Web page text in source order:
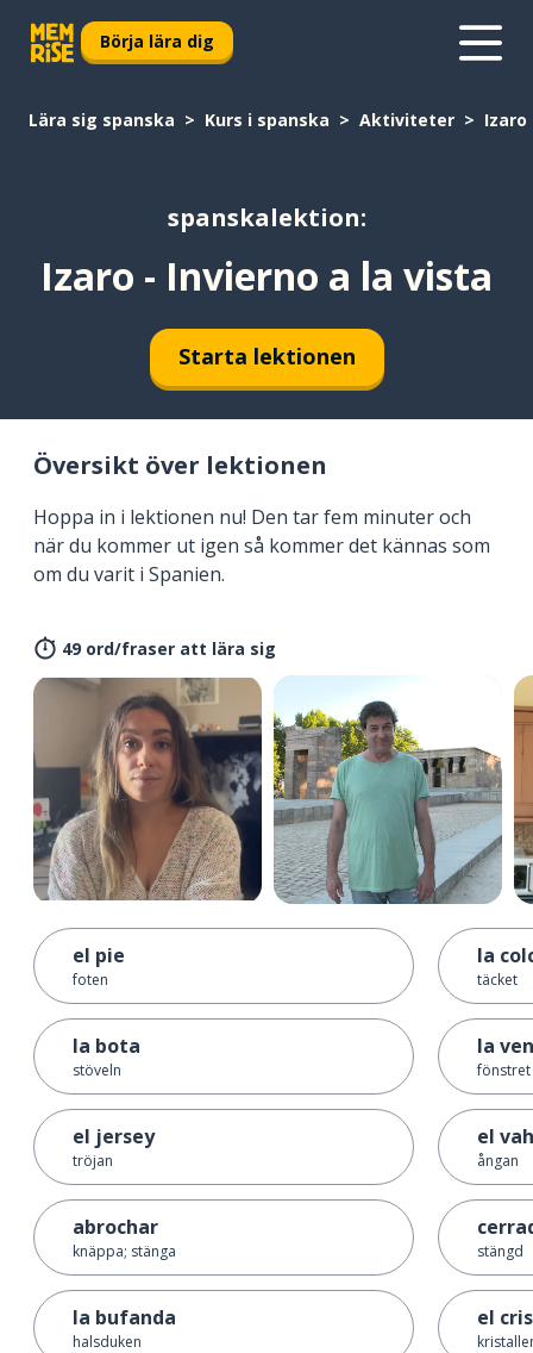
Börja lära dig
Lära sig spanska Kurs i spanska Aktiviteter Izaro
spanskalektion:
Izaro - Invierno a la vista
Starta lektionen
Översikt över lektionen
Hoppa in i lektionen nu! Den tar fem minuter och
när du kommer ut igen så kommer det kännas som
om du varit i Spanien.
49 ord/fraser att lära sig
el pie
foten
la bota
stöveln
el jersey
tröjan
abrochar
knäppa; stänga
la bufanda
halsduken
la
täcket
la
fönstret
el
ångan
stängd
el